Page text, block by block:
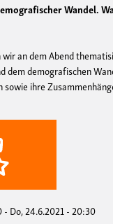
Wandel.
wir an dem Abend
dem demografischen
sowie ihre
- Do, 24.6.2021 - 20:30